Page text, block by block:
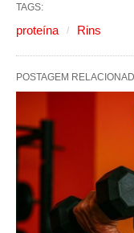
TAGS:
proteína Rins
POSTAGEM